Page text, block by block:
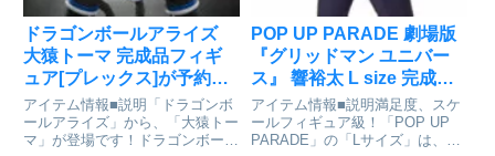
ドラゴンボールアライズ
大猿トーマ 完成品フィギ
ュア[プレックス]が予約受
付開始
アイテム情報■説明「ドラゴンボ
ールアライズ」から、「大猿トー
マ」が登場です！ドラゴンボール
POP UP PARADE 劇場版
『グリッドマン ユニバー
ス』 響裕太 L size 完成品
フィギュア[グッドスマイ
ルカンパニー]が予約受付
開始
アイテム情報■説明満足度、スケ
ールフィギュア級！「POP UP
PARADE」の「Lサイズ」は、フ